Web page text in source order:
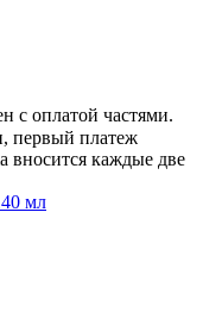
с оплатой частями.
первый платеж
вносится каждые две
мл